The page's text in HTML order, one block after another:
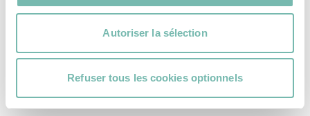
Autoriser la sélection
Refuser tous les cookies optionnels
Voir plus